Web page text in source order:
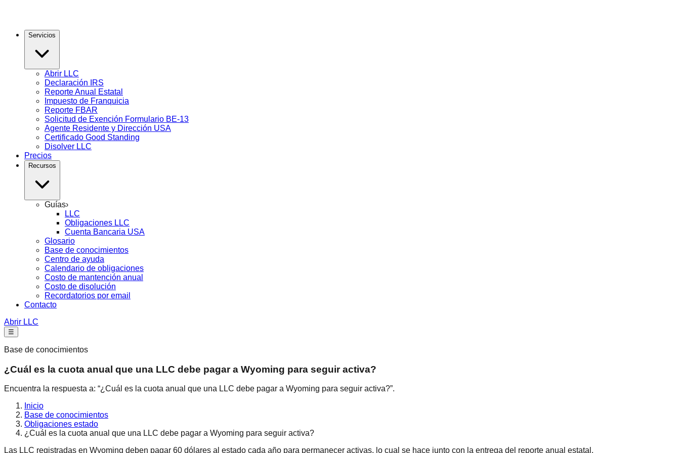
Servicios
Abrir LLC
Declaración IRS
Reporte Anual Estatal
Impuesto de Franquicia
Reporte FBAR
Solicitud de Exención Formulario BE-13
Agente Residente y Dirección USA
Certificado Good Standing
Disolver LLC
Precios
Recursos
Guías›
LLC
Obligaciones LLC
Cuenta Bancaria USA
Glosario
Base de conocimientos
Centro de ayuda
Calendario de obligaciones
Costo de mantención anual
Costo de disolución
Recordatorios por email
Contacto
Abrir LLC
☰
Base de conocimientos
¿Cuál es la cuota anual que una LLC debe pagar a Wyoming para seguir activa?
Encuentra la respuesta a: “¿Cuál es la cuota anual que una LLC debe pagar a Wyoming para seguir activa?”.
Inicio
Base de conocimientos
Obligaciones estado
¿Cuál es la cuota anual que una LLC debe pagar a Wyoming para seguir activa?
Las LLC registradas en Wyoming deben pagar 60 dólares al estado cada año para permanecer activas, lo cual se hace junto con la entrega del reporte anual estatal.